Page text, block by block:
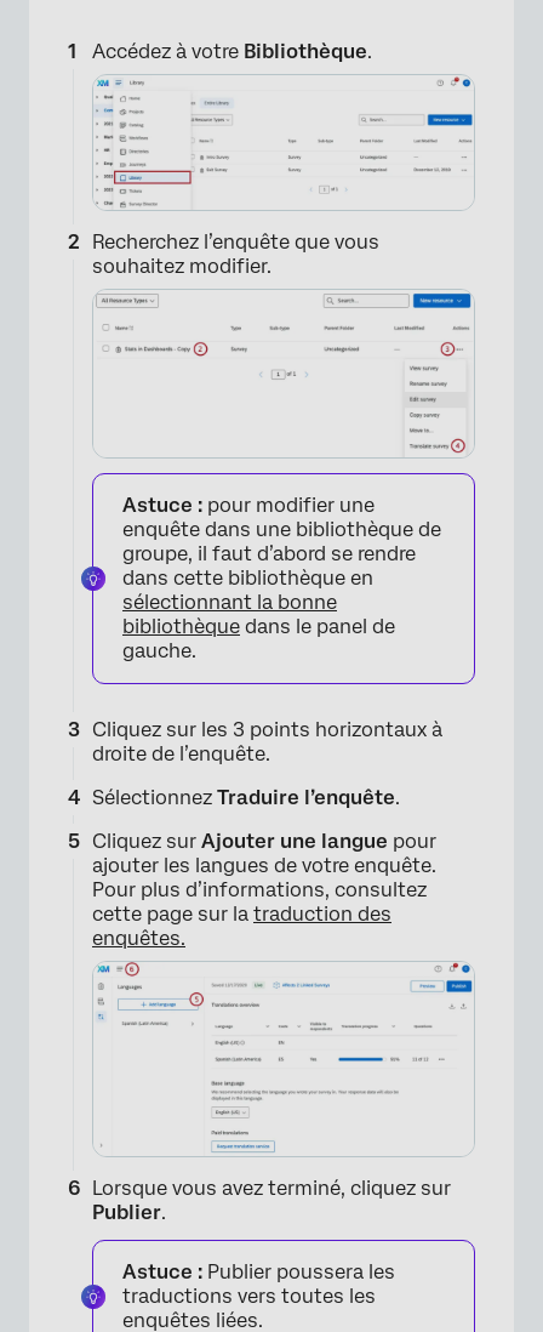
Accédez à votre Bibliothèque.
×
Recherchez l’enquête que vous
souhaitez modifier.
Astuce : pour modifier une
enquête dans une bibliothèque de
groupe, il faut d’abord se rendre
dans cette bibliothèque en
sélectionnant la bonne
bibliothèque dans le panel de
gauche.
Cliquez sur les 3 points horizontaux à
droite de l’enquête.
Sélectionnez Traduire l’enquête.
Cliquez sur Ajouter une langue pour
ajouter les langues de votre enquête.
Pour plus d’informations, consultez
cette page sur la traduction des
enquêtes.
Lorsque vous avez terminé, cliquez sur
Publier.
Astuce : Publier poussera les
traductions vers toutes les
enquêtes liées.